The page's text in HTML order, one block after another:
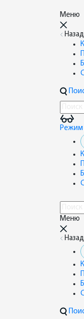
Меню
Назад
Режим
Меню
Назад